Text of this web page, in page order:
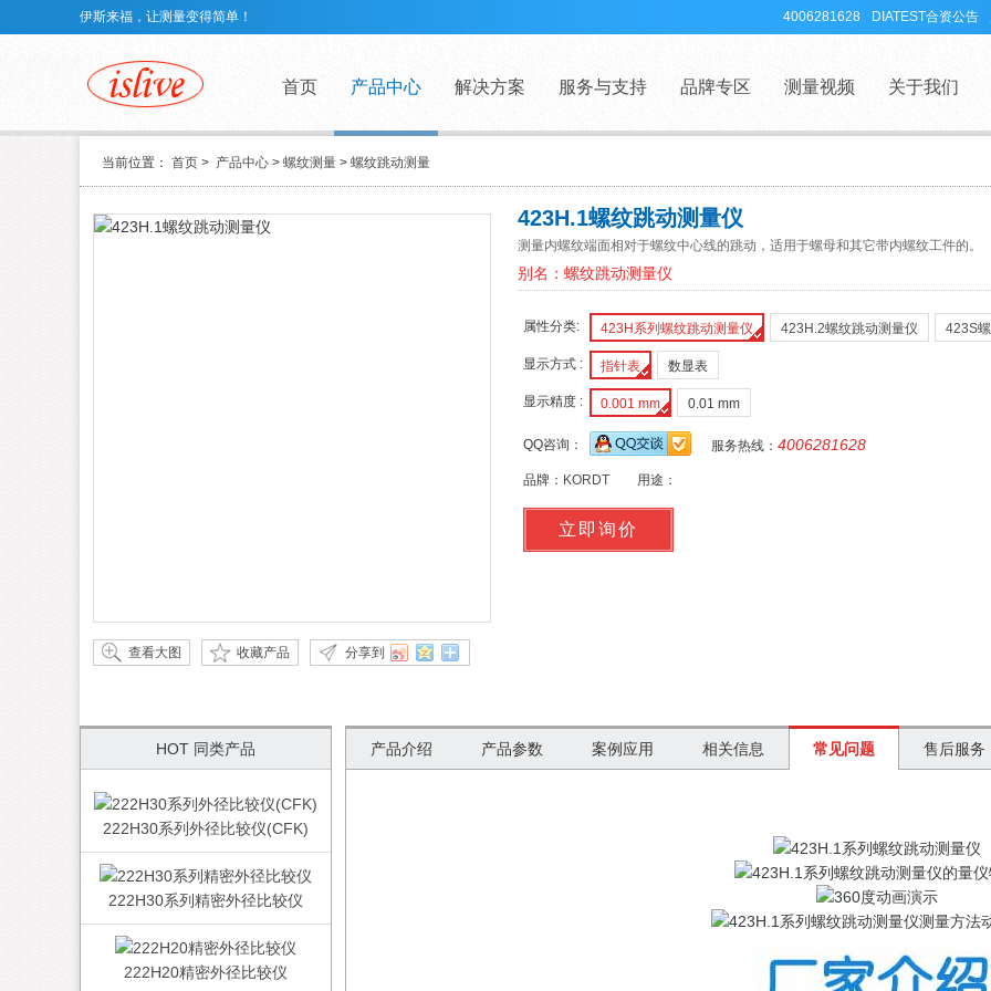
伊斯来福，让测量变得简单！ 4006281628 DIATEST合资公告
首页 产品中心 解决方案 服务与支持 品牌专区 测量视频 关于我们
当前位置： 首页 > 产品中心 > 螺纹测量 > 螺纹跳动测量
查看大图 收藏产品 分享到
423H.1螺纹跳动测量仪
测量内螺纹端面相对于螺纹中心线的跳动，适用于螺母和其它带内螺纹工件的。
别名：螺纹跳动测量仪
属性分类: 423H系列螺纹跳动测量仪 423H.2螺纹跳动测量仪 423S
显示方式 : 指针表 数显表
显示精度 : 0.001 mm 0.01 mm
QQ咨询： 服务热线： 4006281628
品牌： KORDT 用途：
HOT 同类产品
222H30系列外径比较仪(CFK)
222H30系列精密外径比较仪
222H20精密外径比较仪
产品介绍 产品参数 案例应用 相关信息 常见问题 售后服务